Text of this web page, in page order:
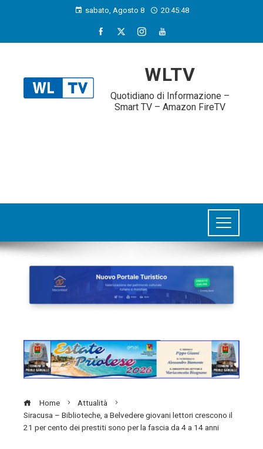
sabato, Agosto 8 20:45:49
WLTV
Quotidiano di Informazione –
Smart TV – Amazon FireTV
Home
Attualità
Siracusa – Biblioteche, a Belvedere giovani lettori crescono il
21 per cento dei prestiti sono per la fascia da 4 a 14 anni